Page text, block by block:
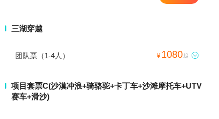
三湖穿越
团队票（1-4人） ¥ 1080起 
项目套票C(沙漠冲浪+骑骆驼+卡丁车+沙滩摩托车+UTV
赛车+滑沙)